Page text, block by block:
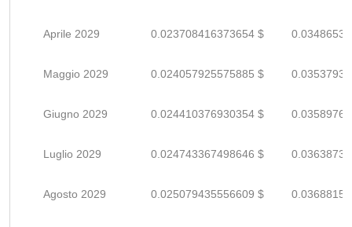
Aprile 2029 0.023708416373654 $
Maggio 2029 0.024057925575885 $
Giugno 2029 0.024410376930354 $
Luglio 2029 0.024743367498646 $
Agosto 2029 0.025079435556609 $